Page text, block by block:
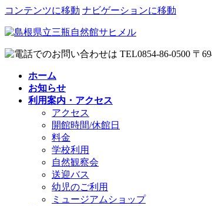
コンテンツに移動 ナビゲーションに移動
ホーム
お知らせ
利用案内・アクセス
アクセス
開館時間/休館日
料金
学校利用
自然観察会
送迎バス
幼児のご利用
ミュージアムショップ